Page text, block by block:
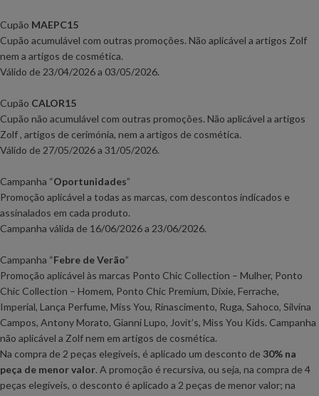
Cupão MAEPC15
Cupão acumulável com outras promoções. Não aplicável a artigos Zolf
nem a artigos de cosmética.
Válido de 23/04/2026 a 03/05/2026.
Cupão CALOR15
Cupão não acumulável com outras promoções. Não aplicável a artigos
Zolf , artigos de cerimónia, nem a artigos de cosmética.
Válido de 27/05/2026 a 31/05/2026.
Campanha “Oportunidades”
Promoção aplicável a todas as marcas, com descontos indicados e
assinalados em cada produto.
Campanha válida de 16/06/2026 a 23/06/2026.
Campanha “Febre de Verão”
Promoção aplicável às marcas Ponto Chic Collection – Mulher, Ponto
Chic Collection – Homem, Ponto Chic Premium, Dixie, Ferrache,
Imperial, Lança Perfume, Miss You, Rinascimento, Ruga, Sahoco, Silvina
Campos, Antony Morato, Gianni Lupo, Jovit’s, Miss You Kids. Campanha
não aplicável a Zolf nem em artigos de cosmética.
Na compra de 2 peças elegíveis, é aplicado um desconto de 30% na
peça de menor valor. A promoção é recursiva, ou seja, na compra de 4
peças elegíveis, o desconto é aplicado a 2 peças de menor valor; na